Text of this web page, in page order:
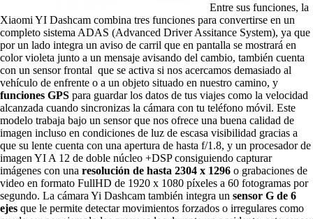
Entre sus funciones, la
Xiaomi YI Dashcam combina tres funciones para convertirse en un
completo sistema ADAS (Advanced Driver Assitance System), ya que
por un lado integra un aviso de carril que en pantalla se mostrará en
color violeta junto a un mensaje avisando del cambio, también cuenta
con un sensor frontal que se activa si nos acercamos demasiado al
vehículo de enfrente o a un objeto situado en nuestro camino, y
funciones GPS para guardar los datos de tus viajes como la velocidad
alcanzada cuando sincronizas la cámara con tu teléfono móvil. Este
modelo trabaja bajo un sensor que nos ofrece una buena calidad de
imagen incluso en condiciones de luz de escasa visibilidad gracias a
que su lente cuenta con una apertura de hasta f/1.8, y un procesador de
imagen YI A 12 de doble núcleo +DSP consiguiendo capturar
imágenes con una resolución de hasta 2304 x 1296 o grabaciones de
video en formato FullHD de 1920 x 1080 píxeles a 60 fotogramas por
segundo. La cámara Yi Dashcam también integra un sensor G de 6
ejes que le permite detectar movimientos forzados o irregulares como